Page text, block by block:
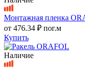
Монтажная пленка
от 476.34 ₽ пог.м
Купить
Наличие